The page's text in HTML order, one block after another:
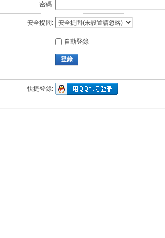
密碼:
安全提問:
自動登錄
登錄
快捷登錄: